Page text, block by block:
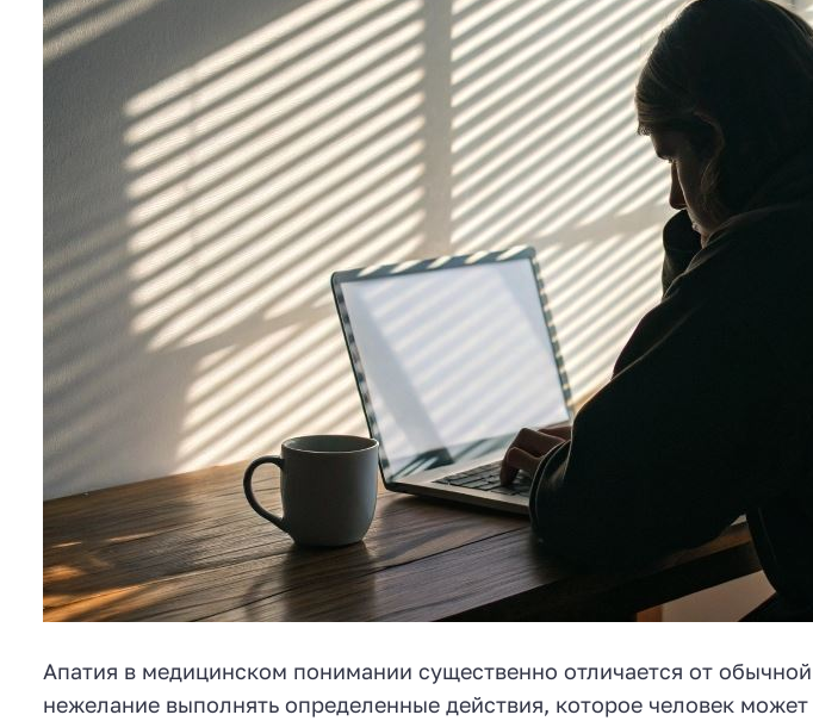
Апатия в медицинском понимании существенно отличается от
нежелание выполнять определенные действия, которое человек